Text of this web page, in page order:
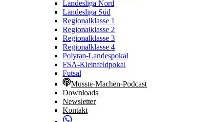
Landesliga Nord
Landesliga Süd
Regionalklasse 1
Regionalklasse 2
Regionalklasse 3
Regionalklasse 4
Polytan-Landespokal
FSA-Kleinfeldpokal
Futsal
Musste-Machen-Podcast
Downloads
Newsletter
Kontakt